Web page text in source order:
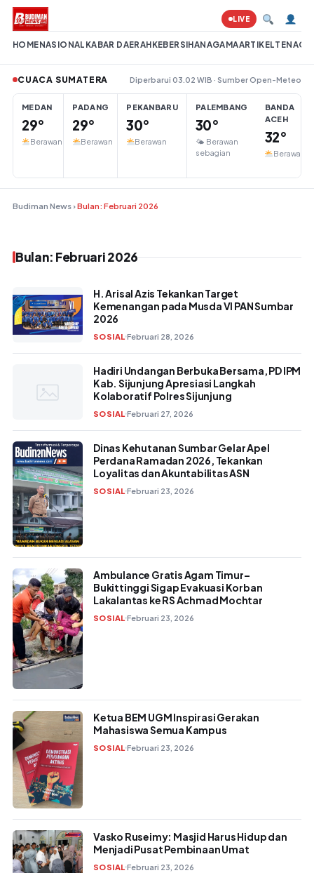
Lompat ke konten
HOMENASIONAL KABAR DAERAHKEBERSIHANAGAMAARTIKELTENAGA
LIVE
CUACA SUMATERA Diperbarui 03.02 WIB · Sumber Open-Meteo
MEDAN
29°
Berawan
PADANG
29°
Berawan
PEKANBARU
30°
Berawan
PALEMBANG
30°
🌤 Berawan
sebagian
BANDA
ACEH
32°
Berawan
Budiman News ›Bulan: Februari 2026
Bulan: Februari 2026
H. Arisal Azis Tekankan Target
Kemenangan pada Musda VI PAN Sumbar
2026
SOSIAL Februari 28, 2026
Hadiri Undangan Berbuka Bersama, PD IPM
Kab. Sijunjung Apresiasi Langkah
Kolaboratif Polres Sijunjung
SOSIAL Februari 27, 2026
Dinas Kehutanan Sumbar Gelar Apel
Perdana Ramadan 2026, Tekankan
Loyalitas dan Akuntabilitas ASN
SOSIAL Februari 23, 2026
Ambulance Gratis Agam Timur–
Bukittinggi Sigap Evakuasi Korban
Lakalantas ke RS Achmad Mochtar
SOSIAL Februari 23, 2026
Ketua BEM UGM Inspirasi Gerakan
Mahasiswa Semua Kampus
SOSIAL Februari 23, 2026
Vasko Ruseimy: Masjid Harus Hidup dan
Menjadi Pusat Pembinaan Umat
SOSIAL Februari 23, 2026